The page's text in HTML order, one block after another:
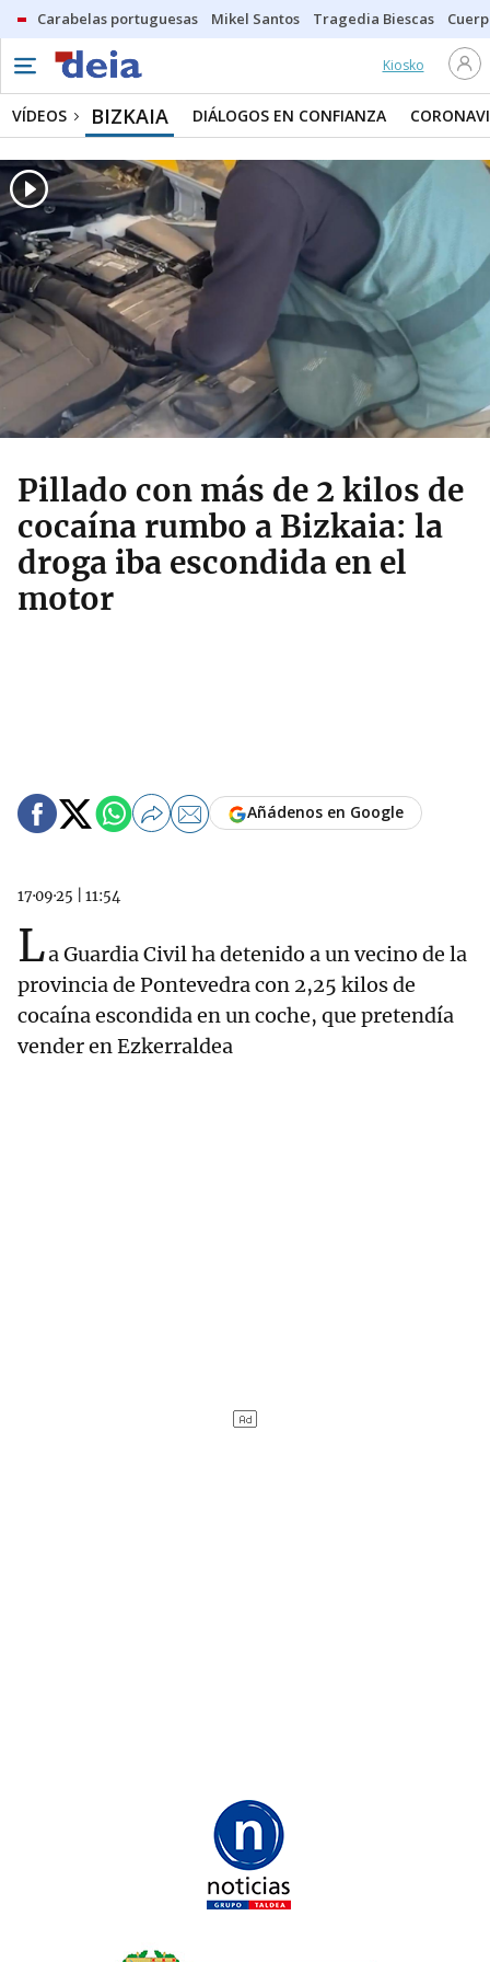
Carabelas portuguesas Mikel Santos Tragedia Biescas
Kiosko
VÍDEOS BIZKAIA DIÁLOGOS EN CONFIANZA
Pillado con más de 2 kilos de
cocaína rumbo a Bizkaia: la
droga iba escondida en el
motor
17·09·25 11:54
Añádenos en Google
La Guardia Civil ha detenido a un vecino de la
provincia de Pontevedra con 2,25 kilos de
cocaína escondida en un coche, que pretendía
vender en Ezkerraldea